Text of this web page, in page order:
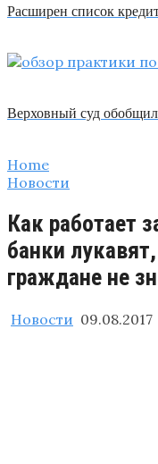
Расширен список
Верховный суд
Home
Новости
Как работает
банки
граждане не
Новости 09.08.2017